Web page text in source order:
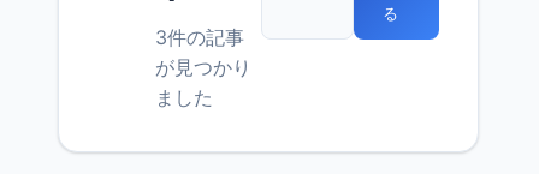
3件の記事
が見つかり
ました
る